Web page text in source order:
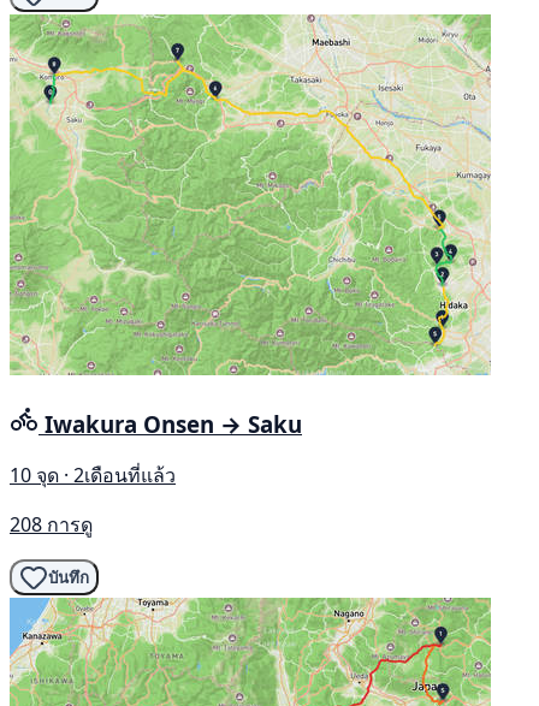
Iwakura Onsen → Saku
10 จุด · 2เดือนที่แล้ว
208 การดู
บันทึก